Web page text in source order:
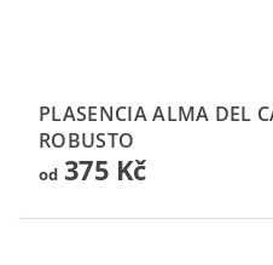
PLASENCIA ALMA DEL
ROBUSTO
od375 Kč